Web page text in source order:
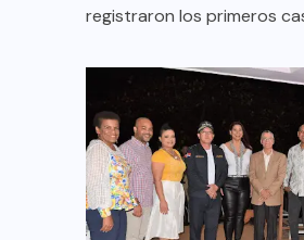
registraron los primeros